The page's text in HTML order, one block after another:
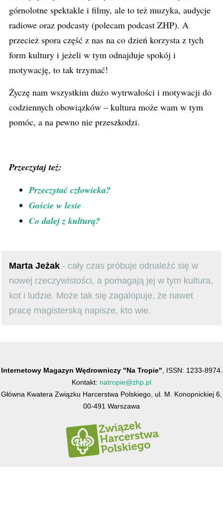
górnolotne spektakle i filmy, ale to też muzyka, audycje
radiowe oraz podcasty (polecam podcast ZHP). A
przecież spora część z nas na co dzień korzysta z tych
form kultury i jeżeli w tym odnajduje spokój i
motywację, to tak trzymać!
Życzę nam wszystkim dużo wytrwałości i motywacji do
codziennych obowiązków – kultura może wam w tym
pomóc, a na pewno nie przeszkodzi.
Przeczytaj też:
Przeczytać człowieka?
Goście w lesie
Co dalej z kulturą?
Marta Jeżak - cały czas próbuje odnaleźć się w
nowej rzeczywistości, a pomagają jej w tym kultura,
kot i ludzie. Może tak się zagalopuje, że nawet
pracę magisterską napisze, kto wie.
Internetowy Magazyn Wędrowniczy "Na Tropie" , ISSN: 1233-8974.
Kontakt: natropie@zhp.pl
Główna Kwatera Związku Harcerstwa Polskiego, ul. M. Konopnickiej 6,
00-491 Warszawa